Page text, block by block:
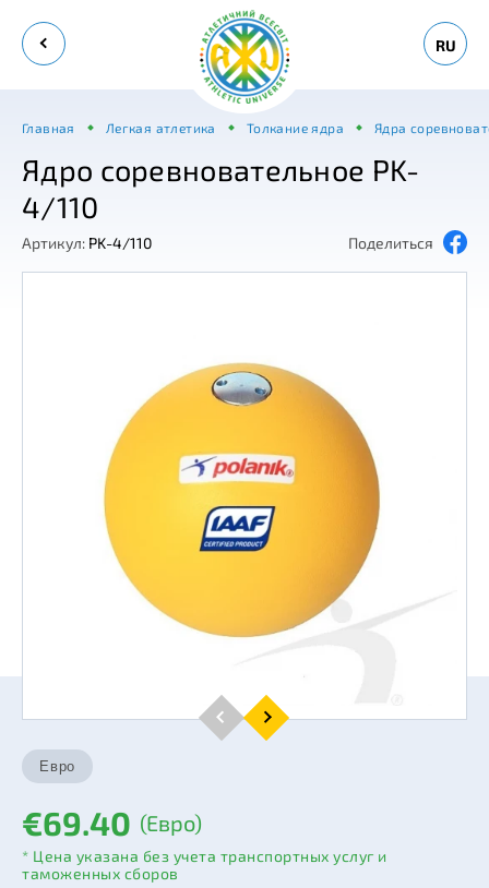
RU
Главная Легкая атлетика Толкание ядра Ядра
Артикул: PK-4/110 Поделиться
Ядро соревновательное PK-
4/110
€69.40 (Евро)
* Цена указана без учета транспортных услуг и
таможенных сборов